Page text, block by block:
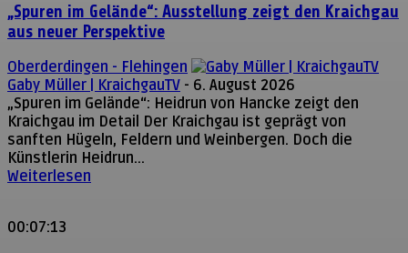
„Spuren im Gelände“: Ausstellung zeigt den Kraichgau
aus neuer Perspektive
Oberderdingen - Flehingen
Gaby Müller | KraichgauTV - 6. August 2026
„Spuren im Gelände“: Heidrun von Hancke zeigt den
Kraichgau im Detail Der Kraichgau ist geprägt von
sanften Hügeln, Feldern und Weinbergen. Doch die
Künstlerin Heidrun...
Weiterlesen
00:07:13